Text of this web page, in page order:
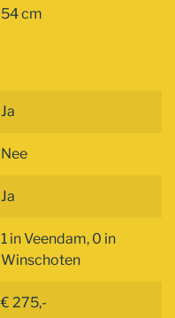
54 cm
Ja
Nee
Ja
1 in Veendam, 0 in
Winschoten
€ 275,-